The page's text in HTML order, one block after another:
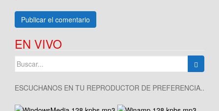
EN VIVO
Buscar:
ESCUCHANOS EN TU REPRODUCTOR DE PREFERENCIA..